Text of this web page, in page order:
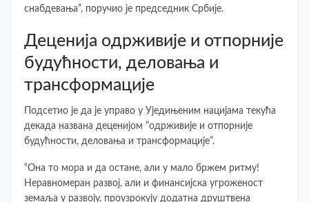
снабдевања”, поручио је председник Србије.
Деценија одрживије и отпорније
будућности, деловања и
трансформације
Подсетио је да је управо у Уједињеним нацијама текућа
декада названа деценијом ”одрживије и отпорније
будућности, деловања и трансформације”.
“Она то мора и да остане, али у мало бржем ритму!
Неравномеран развој, али и финансијска угроженост
земаља у развоју, проузрокују додатна друштвена